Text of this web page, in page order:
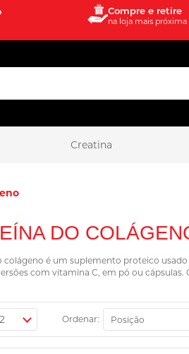
Compre e retire
na loja mais próxima
Creatina
DO
colágeno é um suplemento proteico
com vitamina C, em pó ou
Ordenar: